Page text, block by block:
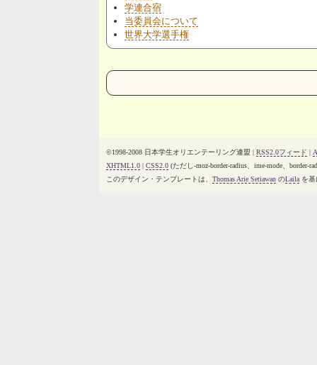
学連合宿
当委員会について
世界大学選手権
©1998-2008 日本学生オリエンテーリング連盟 | RSS2.0フィード |
XHTML1.0 | CSS2.0 (ただし-moz-border-radius、ime-mode、
このデザイン・テンプレートは、 Thomas Arie Setiawan のLaila を